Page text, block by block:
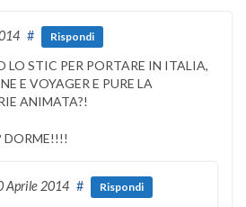
# Rispondi
LO STIC PER PORTARE IN ITALIA,
E VOYAGER E PURE LA
ANIMATA?!
DORME!!!!
Aprile 2014 # Rispondi